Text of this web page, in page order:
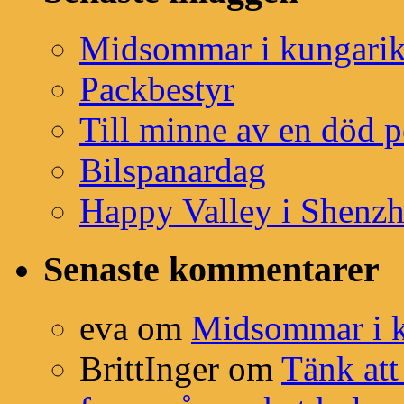
Midsommar i
Packbestyr
Till minne av en död
Bilspanardag
Happy Valley i
Senaste kommentarer
eva om Midsommar i
BrittInger om Tänk